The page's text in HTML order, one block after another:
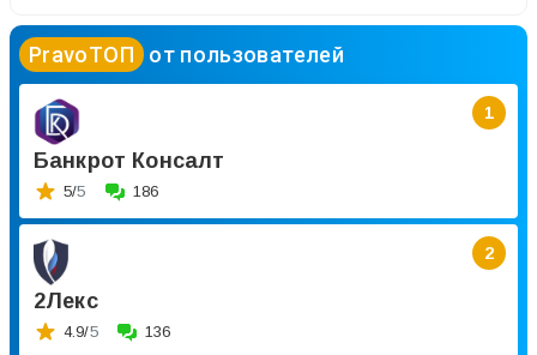
PravoТОП от пользователей
1
Банкрот Консалт
5/5 186
2
2Лекс
4.9/5 136